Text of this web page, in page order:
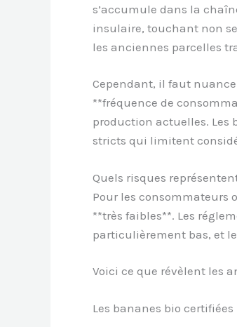
s’accumule dans la
insulaire, touchant non
les anciennes parcelles
Cependant, il faut
**fréquence de
production actuelles. Les
stricts qui limitent
Quels risques
Pour les consommateurs
**très faibles**. Les
particulièrement bas, et
Voici ce que révèlent les
Les bananes bio